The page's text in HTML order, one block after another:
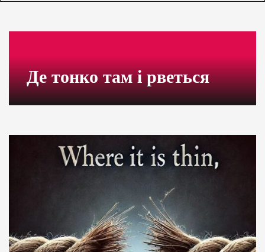
Де тонко там і рветься